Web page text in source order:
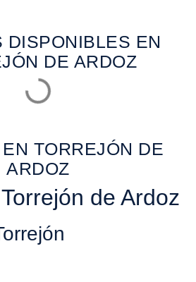
DISPONIBLES EN
DE ARDOZ
TORREJÓN DE
ARDOZ
de Ardoz